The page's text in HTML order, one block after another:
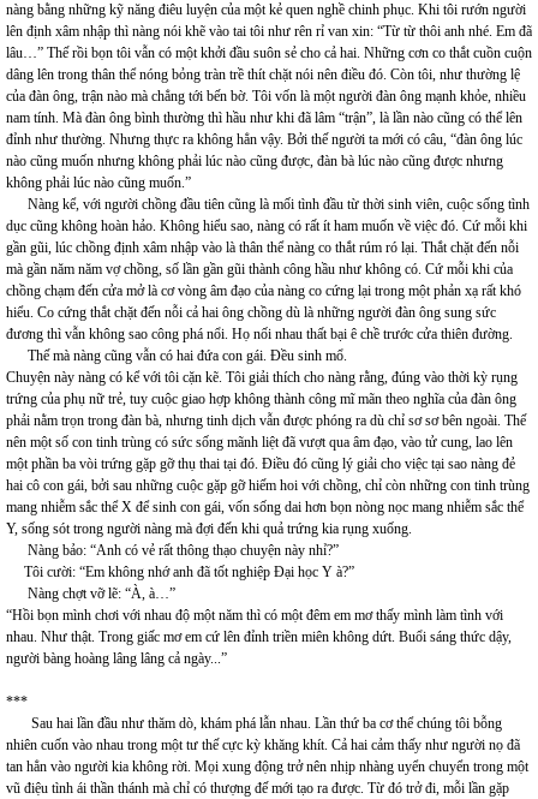
nàng bằng những kỹ năng điêu luyện của một kẻ quen nghề chinh phục. Khi tôi rướn người
lên định xâm nhập thì nàng nói khẽ vào tai tôi như rên rỉ van xin: “Từ từ thôi anh nhé. Em đã
lâu…” Thế rồi bọn tôi vẫn có một khởi đầu suôn sẻ cho cả hai. Những cơn co thắt cuồn cuộn
dâng lên trong thân thể nóng bỏng tràn trề thít chặt nói nên điều đó. Còn tôi, như thường lệ
của đàn ông, trận nào mà chẳng tới bến bờ. Tôi vốn là một người đàn ông mạnh khỏe, nhiều
nam tính. Mà đàn ông bình thường thì hầu như khi đã lâm “trận”, là lần nào cũng có thể lên
đỉnh như thường. Nhưng thực ra không hẳn vậy. Bởi thế người ta mới có câu, “đàn ông lúc
nào cũng muốn nhưng không phải lúc nào cũng được, đàn bà lúc nào cũng được nhưng
không phải lúc nào cũng muốn.”
Nàng kể, với người chồng đầu tiên cũng là mối tình đầu từ thời sinh viên, cuộc sống tình
dục cũng không hoàn hảo. Không hiểu sao, nàng có rất ít ham muốn về việc đó. Cứ mỗi khi
gần gũi, lúc chồng định xâm nhập vào là thân thể nàng co thắt rúm ró lại. Thắt chặt đến nỗi
mà gần năm năm vợ chồng, số lần gần gũi thành công hầu như không có. Cứ mỗi khi của
chồng chạm đến cửa mở là cơ vòng âm đạo của nàng co cứng lại trong một phản xạ rất khó
hiểu. Co cứng thắt chặt đến nỗi cả hai ông chồng dù là những người đàn ông sung sức
đương thì vẫn không sao công phá nổi. Họ nối nhau thất bại ê chề trước cửa thiên đường.
Thế mà nàng cũng vẫn có hai đứa con gái. Đều sinh mổ.
Chuyện này nàng có kể với tôi cặn kẽ. Tôi giải thích cho nàng rằng, đúng vào thời kỳ rụng
trứng của phụ nữ trẻ, tuy cuộc giao hợp không thành công mĩ mãn theo nghĩa của đàn ông
phải nằm trọn trong đàn bà, nhưng tinh dịch vẫn được phóng ra dù chỉ sơ sơ bên ngoài. Thế
nên một số con tinh trùng có sức sống mãnh liệt đã vượt qua âm đạo, vào tử cung, lao lên
một phần ba vòi trứng gặp gỡ thụ thai tại đó. Điều đó cũng lý giải cho việc tại sao nàng đẻ
hai cô con gái, bởi sau những cuộc gặp gỡ hiếm hoi với chồng, chỉ còn những con tinh trùng
mang nhiễm sắc thể X để sinh con gái, vốn sống dai hơn bọn nòng nọc mang nhiễm sắc thể
Y, sống sót trong người nàng mà đợi đến khi quả trứng kia rụng xuống.
Nàng bảo: “Anh có vẻ rất thông thạo chuyện này nhỉ?”
Tôi cười: “Em không nhớ anh đã tốt nghiệp Đại học Y à?”
Nàng chợt vỡ lẽ: “À, à…”
“Hồi bọn mình chơi với nhau độ một năm thì có một đêm em mơ thấy mình làm tình với
nhau. Như thật. Trong giấc mơ em cứ lên đỉnh triền miên không dứt. Buổi sáng thức dậy,
người bàng hoàng lâng lâng cả ngày...”
***
Sau hai lần đầu như thăm dò, khám phá lẫn nhau. Lần thứ ba cơ thể chúng tôi bỗng
nhiên cuốn vào nhau trong một tư thế cực kỳ khăng khít. Cả hai cảm thấy như người nọ đã
tan hẳn vào người kia không rời. Mọi xung động trở nên nhịp nhàng uyển chuyển trong một
vũ điệu tình ái thần thánh mà chỉ có thượng đế mới tạo ra được. Từ đó trở đi, mỗi lần gặp